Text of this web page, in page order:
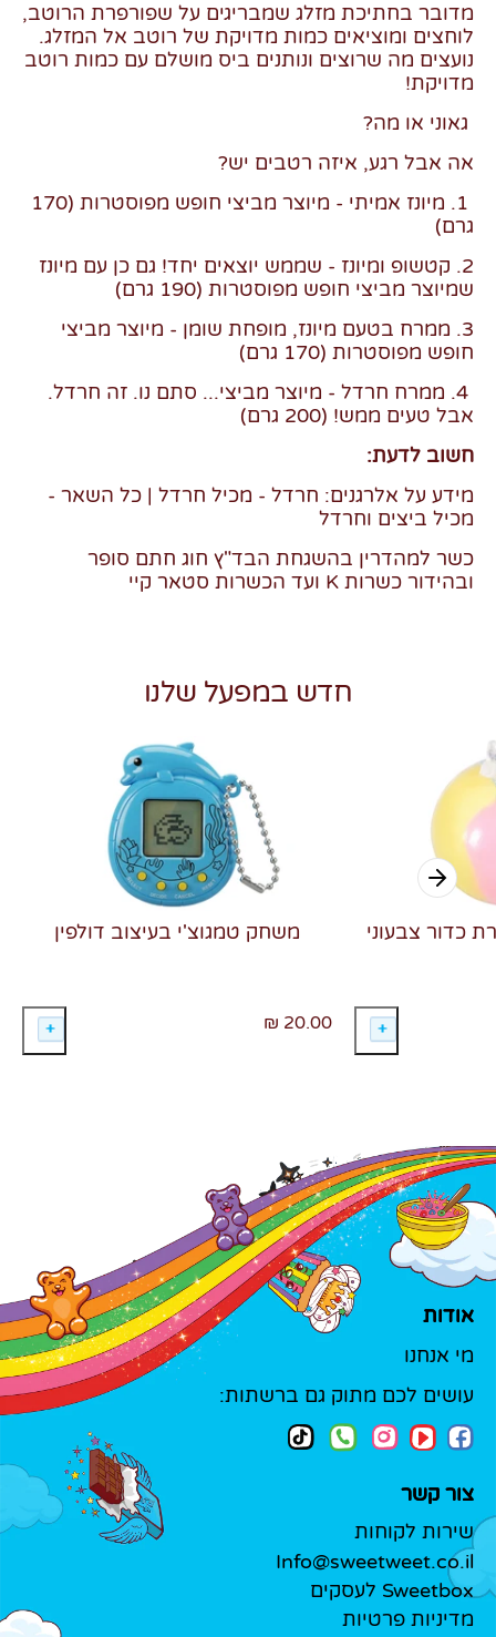
מדובר בחתיכת מזלג שמבריגים על שפורפרת הרוטב,
לוחצים ומוציאים כמות מדויקת של רוטב אל המזלג.
נועצים מה שרוצים ונותנים ביס מושלם עם כמות רוטב
מדויקת!
גאוני או מה?
אה אבל רגע, איזה רטבים יש?
1. מיונז אמיתי - מיוצר מביצי חופש מפוסטרות (170
גרם)
2. קטשופ ומיונז - שממש יוצאים יחד! גם כן עם מיונז
שמיוצר מביצי חופש מפוסטרות (190 גרם)
3. ממרח בטעם מיונז, מופחת שומן - מיוצר מביצי
חופש מפוסטרות (170 גרם)
4. ממרח חרדל - מיוצר מביצי... סתם נו. זה חרדל.
אבל טעים ממש! (200 גרם)
חשוב לדעת:
מידע על אלרגנים: חרדל - מכיל חרדל | כל השאר -
מכיל ביצים וחרדל
כשר למהדרין בהשגחת הבד"ץ חוג חתם סופר
ובהידור כשרות K ועד הכשרות סטאר קיי
חדש במפעל שלנו
משחק טמגוצ'י בעיצוב דולפין
20.00 ₪
כדור צבעוני
אודות
מי אנחנו
עושים לכם מתוק גם ברשתות:
צור קשר
שירות לקוחות
Info@sweetweet.co.il
Sweetbox לעסקים
מדיניות פרטיות